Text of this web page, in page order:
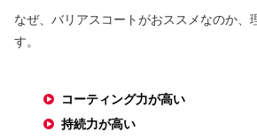
なぜ、バリアスコートがおススメなのか、
す。
コーティング力が高い
持続力が高い